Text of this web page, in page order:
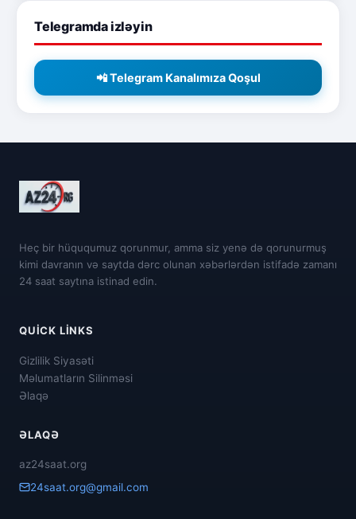
Telegramda izləyin
📲 Telegram Kanalımıza Qoşul
Heç bir hüququmuz qorunmur, amma siz yenə də qorunurmuş
kimi davranın və saytda dərc olunan xəbərlərdən istifadə zamanı
24 saat saytına istinad edin.
QUICK LINKS
Gizlilik Siyasəti
Məlumatların Silinməsi
Əlaqə
ƏLAQƏ
az24saat.org
24saat.org@gmail.com